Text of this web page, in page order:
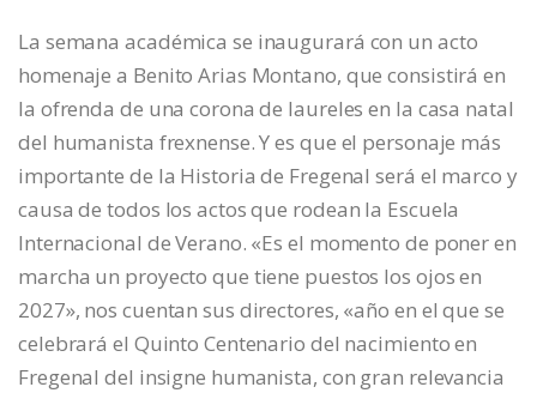
La semana académica se inaugurará con un acto
homenaje a Benito Arias Montano, que consistirá en
la ofrenda de una corona de laureles en la casa natal
del humanista frexnense. Y es que el personaje más
importante de la Historia de Fregenal será el marco y
causa de todos los actos que rodean la Escuela
Internacional de Verano. «Es el momento de poner en
marcha un proyecto que tiene puestos los ojos en
2027», nos cuentan sus directores, «año en el que se
celebrará el Quinto Centenario del nacimiento en
Fregenal del insigne humanista, con gran relevancia